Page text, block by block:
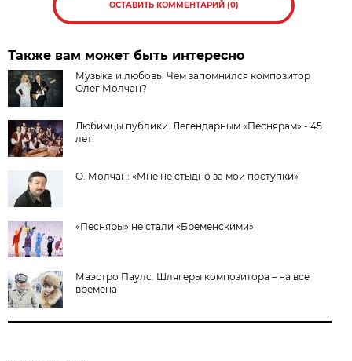
ОСТАВИТЬ КОММЕНТАРИЙ (0)
Также вам может быть интересно
Музыка и любовь. Чем запомнился композитор
Олег Молчан?
Любимцы публики. Легендарным «Песнярам» - 45
лет!
О. Молчан: «Мне не стыдно за мои поступки»
«Песняры» не стали «Бременскими»
Маэстро Паулс. Шлягеры композитора – на все
времена